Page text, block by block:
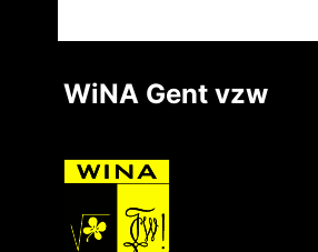
WiNA Gent vzw